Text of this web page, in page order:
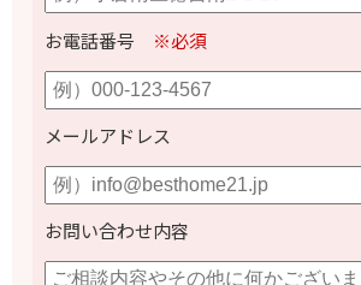
お電話番号 ※必須
メールアドレス
お問い合わせ内容